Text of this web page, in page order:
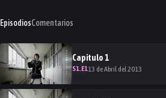
EpisodiosComentarios
Capitulo 1
S1.E113 de Abril del 2013